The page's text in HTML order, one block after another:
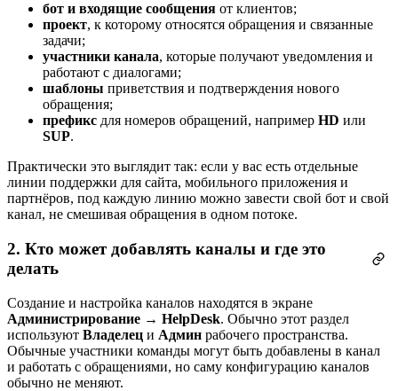
бот и входящие сообщения от клиентов;
проект, к которому относятся обращения и связанные
задачи;
участники канала, которые получают уведомления и
работают с диалогами;
шаблоны приветствия и подтверждения нового
обращения;
префикс для номеров обращений, например HD или
SUP.
Практически это выглядит так: если у вас есть отдельные
линии поддержки для сайта, мобильного приложения и
партнёров, под каждую линию можно завести свой бот и свой
канал, не смешивая обращения в одном потоке.
2. Кто может добавлять каналы и где это
делать
Создание и настройка каналов находятся в экране
Администрирование → HelpDesk. Обычно этот раздел
используют Владелец и Админ рабочего пространства.
Обычные участники команды могут быть добавлены в канал
и работать с обращениями, но саму конфигурацию каналов
обычно не меняют.